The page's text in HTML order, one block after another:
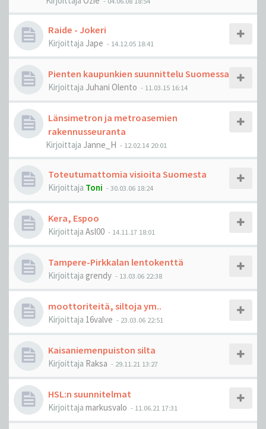
Raide - Jokeri
Kirjoittaja Jape - 14.12.05 18:41
Pienten kaupunkien suunnittelu Suomessa
Kirjoittaja Juhani Olento - 11.03.15 16:14
Länsimetron ja metroasemien
rakennusseuranta
Kirjoittaja Janne_H - 12.02.14 20:01
Toteutumattomia visioita Suomesta
Kirjoittaja Toni -30.03.06 18:24
Kera, Espoo
Kirjoittaja Asl00 - 14.11.17 18:01
Tampere-Pirkkalan lentokenttä
Kirjoittaja grendy - 13.03.06 22:38
moottoriteitä, siltoja ym..
Kirjoittaja 16valve - 23.03.06 22:51
Kaisaniemenpuiston silta
Kirjoittaja Raksa - 29.11.21 13:27
HSL:n suunnitelmat
Kirjoittaja markusvalo - 11.06.21 17:31